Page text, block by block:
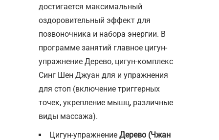
достигается максимальный
оздоровительный эффект для
позвоночника и набора энергии. В
программе занятий главное цигун-
упражнение Дерево, цигун-комплекс
Синг Шен Джуан для и упражнения
для стоп (включение триггерных
точек, укрепление мышц, различные
виды массажа).
Цигун-упражнение Дерево (Чжан